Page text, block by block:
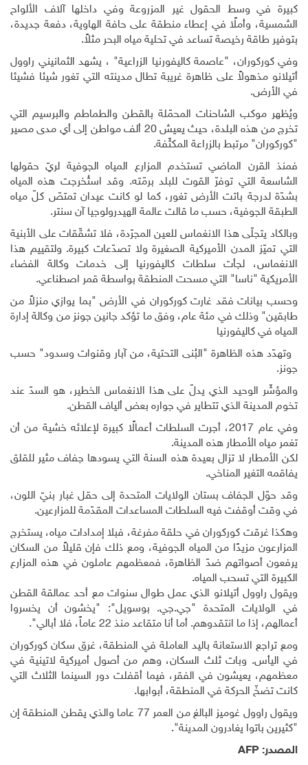
كبيرة في وسط الحقول غير المزروعة وفي داخلها آلاف الألواح
الشمسية، وأملًا في إعطاء منطقة على حافة الهاوية، دفعة جديدة،
بتوفير طاقة رخيصة تساعد في تحلية مياه البحر مثلاً.
وفي كوركوران، "عاصمة كاليفورنيا الزراعية" ، يشهد الثمانيني راوول
أتيلانو مذهولاً على ظاهرة غريبة تطال مدينته التي تغور شيئا فشيئا
في الأرض.
ويُظهر موكب الشاحنات المحمّلة بالقطن والطماطم والبرسيم التي
تخرج من هذه البلدة، حيث يعيش 20 ألف مواطن إلى أي مدى مصير
"كوركوران" مرتبط بالزراعة المكثّفة.
فمنذ القرن الماضي تستخدم المزارع المياه الجوفية لريّ حقولها
الشاسعة التي توفرّ القوت للبلد برمّته. وقد استُخرجت هذه المياه
بشدّة لدرجة باتت الأرض تغور، كما لو كانت عيدان تمتصّ كلّ مياه
الطبقة الجوفية، حسب ما قالت عالمة الهيدرولوجيا آن سنتر.
وبالكاد يتجلّى هذا الانغماس للعين المجرّدة، فلا تشقّقات على الأبنية
التي تميّز المدن الأميركية الصغيرة ولا تصدّعات كبيرة. ولتقييم هذا
الانغماس، لجأت سلطات كاليفورنيا إلى خدمات وكالة الفضاء
الأمريكية "ناسا" التي مسحت المنطقة بواسطة قمر اصطناعي.
وحسب بيانات فقد غارت كوركوران في الأرض "بما يوازي منزلاً من
طابقين" وذلك في مئة عام، وفق ما تؤكد جانين جونز من وكالة إدارة
المياه في كاليفورنيا
وتهدّد هذه الظاهرة "البُنى التحتية، من آبار وقنوات وسدود" حسب
جونز.
والمؤشّر الوحيد الذي يدلّ على هذا الانغماس الخطير، هو السدّ عند
تخوم المدينة الذي تتطاير في جواره بعض ألياف القطن.
وفي عام 2017، أجرت السلطات أعمالًا كبيرة لإعلائه خشية من أن
تغمر مياه الأمطار هذه المدينة.
لكن الأمطار لا تزال بعيدة هذه السنة التي يسودها جفاف مثير للقلق
يفاقمه التغير المناخي.
وقد حوّل الجفاف بستان الولايات المتحدة إلى حقل غبار بنيّ اللون،
في وقت أوقفت فيه السلطات المساعدات المقدّمة للمزارعين.
وهكذا غرقت كوركوران في حلقة مفرغة، فبلا إمدادات مياه، يستخرج
المزارعون مزيدًا من المياه الجوفية، ومع ذلك فإن قليلاً من السكان
يرفعون أصواتهم ضدّ الظاهرة، فمعظمهم عاملون في هذه المزارع
الكبيرة التي تسحب المياه.
ويقول راوول أتيلانو الذي عمل طوال سنوات مع أحد عمالقة القطن
في الولايات المتحدة "جي.جي. بوسويل": "يخشون أن يخسروا
أعمالهم، إذا ما انتقدوهم. أما أنا متقاعد منذ 22 عاماً، فلا أبالي".
ومع تراجع الاستعانة باليد العاملة في المنطقة، غرق سكان كوركوران
في اليأس. وبات ثلث السكان، وهم من أصول أميركية لاتينية في
معظمهم، يعيشون في الفقر، فيما أقفلت دور السينما الثلاث التي
كانت تضخّ الحركة في المنطقة، أبوابها.
ويقول راوول غوميز البالغ من العمر 77 عاما والذي يقطن المنطقة إن
"كثيرين باتوا يغادرون المدينة".
المصدر: AFP